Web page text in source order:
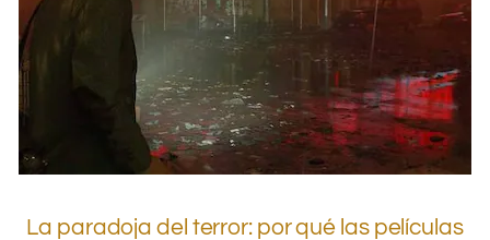
La paradoja del terror: por qué las películas